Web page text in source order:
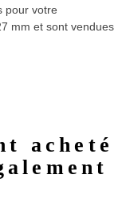
pour votre
mm et sont vendues
acheté